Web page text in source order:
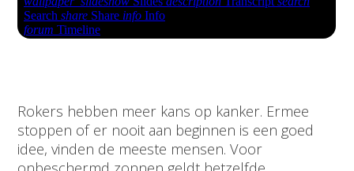
Rokers hebben meer kans op kanker. Ermee
stoppen of er nooit aan beginnen is een goed
idee, vinden de meeste mensen. Voor